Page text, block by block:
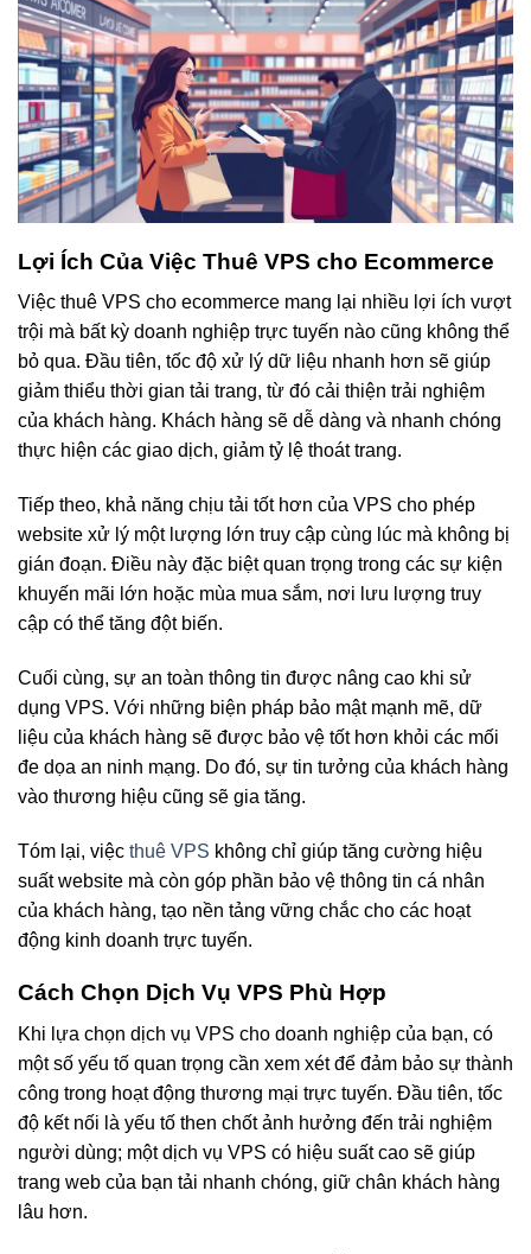
Lợi Ích Của Việc Thuê VPS cho Ecommerce
Việc thuê VPS cho ecommerce mang lại nhiều lợi ích vượt
trội mà bất kỳ doanh nghiệp trực tuyến nào cũng không thể
bỏ qua. Đầu tiên, tốc độ xử lý dữ liệu nhanh hơn sẽ giúp
giảm thiểu thời gian tải trang, từ đó cải thiện trải nghiệm
của khách hàng. Khách hàng sẽ dễ dàng và nhanh chóng
thực hiện các giao dịch, giảm tỷ lệ thoát trang.
Tiếp theo, khả năng chịu tải tốt hơn của VPS cho phép
website xử lý một lượng lớn truy cập cùng lúc mà không bị
gián đoạn. Điều này đặc biệt quan trọng trong các sự kiện
khuyến mãi lớn hoặc mùa mua sắm, nơi lưu lượng truy
cập có thể tăng đột biến.
Cuối cùng, sự an toàn thông tin được nâng cao khi sử
dụng VPS. Với những biện pháp bảo mật mạnh mẽ, dữ
liệu của khách hàng sẽ được bảo vệ tốt hơn khỏi các mối
đe dọa an ninh mạng. Do đó, sự tin tưởng của khách hàng
vào thương hiệu cũng sẽ gia tăng.
Tóm lại, việc thuê VPS không chỉ giúp tăng cường hiệu
suất website mà còn góp phần bảo vệ thông tin cá nhân
của khách hàng, tạo nền tảng vững chắc cho các hoạt
động kinh doanh trực tuyến.
Cách Chọn Dịch Vụ VPS Phù Hợp
Khi lựa chọn dịch vụ VPS cho doanh nghiệp của bạn, có
một số yếu tố quan trọng cần xem xét để đảm bảo sự thành
công trong hoạt động thương mại trực tuyến. Đầu tiên, tốc
độ kết nối là yếu tố then chốt ảnh hưởng đến trải nghiệm
người dùng; một dịch vụ VPS có hiệu suất cao sẽ giúp
trang web của bạn tải nhanh chóng, giữ chân khách hàng
lâu hơn.